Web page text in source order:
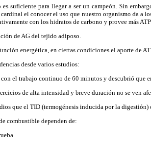
suficiente para llegar a ser un campeón. Sin
el conocer el uso que nuestro organismo da a
con los hidratos de carbono y provee más
de AG del tejido adiposo.
energética, en ciertas condiciones el aporte de
desde varios estudios:
el trabajo continuo de 60 minutos y descubrió que
de alta intensidad y breve duración no se ven
que el TID (termogénesis inducida por la
combustible dependen de: